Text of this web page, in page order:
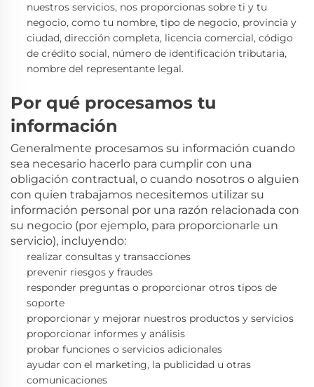
nuestros servicios, nos proporcionas sobre ti y tu
negocio, como tu nombre, tipo de negocio, provincia y
ciudad, dirección completa, licencia comercial, código
de crédito social, número de identificación tributaria,
nombre del representante legal.
Por qué procesamos tu
información
Generalmente procesamos su información cuando
sea necesario hacerlo para cumplir con una
obligación contractual, o cuando nosotros o alguien
con quien trabajamos necesitemos utilizar su
información personal por una razón relacionada con
su negocio (por ejemplo, para proporcionarle un
servicio), incluyendo:
realizar consultas y transacciones
prevenir riesgos y fraudes
responder preguntas o proporcionar otros tipos de
soporte
proporcionar y mejorar nuestros productos y servicios
proporcionar informes y análisis
probar funciones o servicios adicionales
ayudar con el marketing, la publicidad u otras
comunicaciones